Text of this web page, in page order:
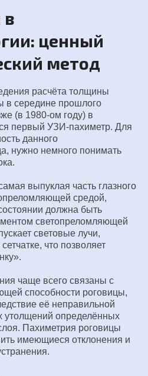
в
ценный
метод
расчёта толщины
в середине прошлого
(в 1980-ом году) в
первый УЗИ-пахиметр. Для
данного
нужно немного понимать
выпуклая часть глазного
средой,
должна быть
светопреломляющей
световые лучи,
что позволяет
чаще всего связаны с
способности роговицы,
её неправильной
утолщений определённых
Пахиметрия роговицы
имеющиеся отклонения и